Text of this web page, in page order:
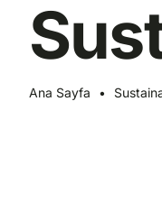
Ana Sayfa •